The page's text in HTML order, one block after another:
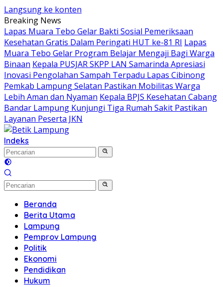
Langsung ke konten
Breaking News
Lapas Muara Tebo Gelar Bakti Sosial Pemeriksaan
Kesehatan Gratis Dalam Peringati HUT ke-81 RI Lapas
Muara Tebo Gelar Program Belajar Mengaji Bagi Warga
Binaan Kepala PUSJAR SKPP LAN Samarinda Apresiasi
Inovasi Pengolahan Sampah Terpadu Lapas Cibinong
Pemkab Lampung Selatan Pastikan Mobilitas Warga
Lebih Aman dan Nyaman Kepala BPJS Kesehatan Cabang
Bandar Lampung Kunjungi Tiga Rumah Sakit Pastikan
Layanan Peserta JKN
Indeks
Beranda
Berita Utama
Lampung
Pemprov Lampung
Politik
Ekonomi
Pendidikan
Hukum